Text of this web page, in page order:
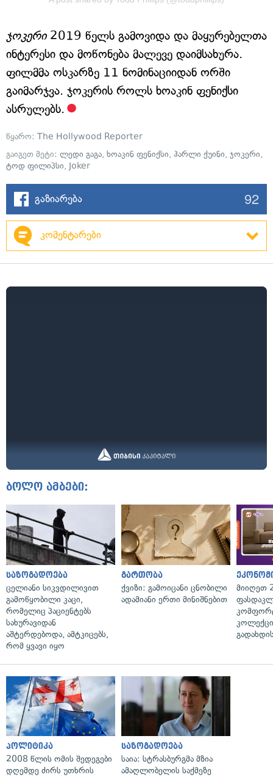
ჯოკერი2019 წელს გამოვიდა და მაყურებელთა
ინტერესი და მოწონება მალევე დაიმსახურა.
ფილმმა ოსკარზე 11 ნომინაციიდან ორში
გაიმარჯვა. ჯოკერის როლს ხოაკინ ფენიქსი
ასრულებს.
წყარო: The Hollywood Reporter
გაიგეთ მეტი: ლედი გაგა, ხოაკინ ფენიქსი, ჰარლი ქუინი, ჯოკერი,
ტოდ ფილიპსი, Joker
გაზიარება 92
კომენტარები
ბოლო ამბები:
საზოგადოება
ცელიანი სიკვდილივით
გამოწყობილი კაცი,
რომელიც პაციენტებს
სახურავიდან
აშტერდებოდა, ამტკიცებს,
რომ ყვავი იყო
გართობა
ქვიზი: გამოიცანი ცნობილი
ადამიანი ერთი მინიშნებით
მიიღეთ
პოლიტიკა
2008 წლის ომის შედეგები
დღემდე ძირს უთხრის
საზოგადოება
საია: სტრასბურგმა მზია
ამაღლობელის საქმეზე